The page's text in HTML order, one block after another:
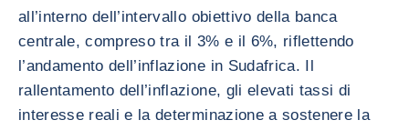
all’interno dell’intervallo obiettivo della banca
centrale, compreso tra il 3% e il 6%, riflettendo
l’andamento dell’inflazione in Sudafrica. Il
rallentamento dell’inflazione, gli elevati tassi di
interesse reali e la determinazione a sostenere la